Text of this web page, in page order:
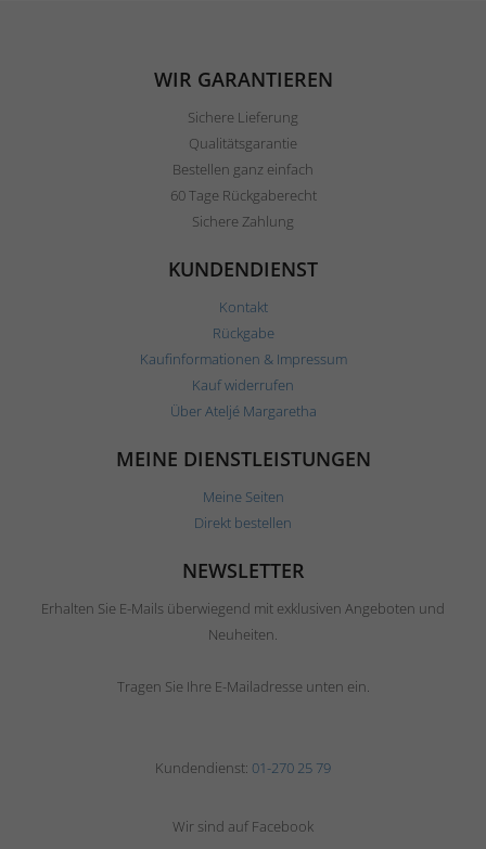
WIR GARANTIEREN
Sichere Lieferung
Qualitätsgarantie
Bestellen ganz einfach
60 Tage Rückgaberecht
Sichere Zahlung
KUNDENDIENST
Kontakt
Rückgabe
Kaufinformationen & Impressum
Kauf widerrufen
Über Ateljé Margaretha
MEINE DIENSTLEISTUNGEN
Meine Seiten
Direkt bestellen
NEWSLETTER
Erhalten Sie E-Mails überwiegend mit exklusiven Angeboten und
Neuheiten.
Tragen Sie Ihre E-Mailadresse unten ein.
Kundendienst: 01-270 25 79
Wir sind auf Facebook